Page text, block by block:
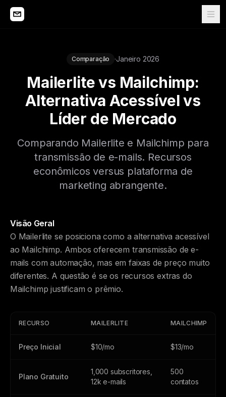
Comparação ·Janeiro 2026
Mailerlite vs Mailchimp:
Alternativa Acessível vs
Líder de Mercado
Comparando Mailerlite e Mailchimp para
transmissão de e-mails. Recursos
econômicos versus plataforma de
marketing abrangente.
Visão Geral
O Mailerlite se posiciona como a alternativa acessível
ao Mailchimp. Ambos oferecem transmissão de e-
mails com automação, mas em faixas de preço muito
diferentes. A questão é se os recursos extras do
Mailchimp justificam o prêmio.
RECURSO MAILERLITE MAILCHIMP
Preço Inicial $10/mo $13/mo
Plano Gratuito
1,000 subscritores,
12k e-mails
500
contatos